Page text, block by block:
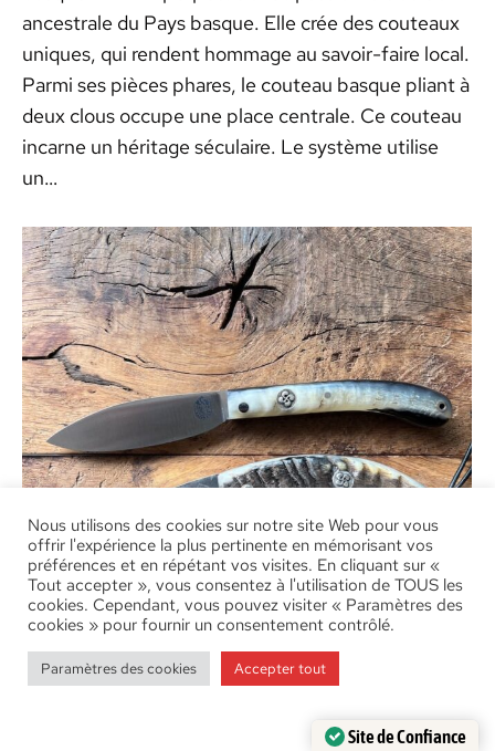
ancestrale du Pays basque. Elle crée des couteaux
uniques, qui rendent hommage au savoir-faire local.
Parmi ses pièces phares, le couteau basque pliant à
deux clous occupe une place centrale. Ce couteau
incarne un héritage séculaire. Le système utilise
un…
Nous utilisons des cookies sur notre site Web pour vous
offrir l'expérience la plus pertinente en mémorisant vos
préférences et en répétant vos visites. En cliquant sur «
Tout accepter », vous consentez à l'utilisation de TOUS les
cookies. Cependant, vous pouvez visiter « Paramètres des
cookies » pour fournir un consentement contrôlé.
Paramètres des cookies Accepter tout
Site de Confiance